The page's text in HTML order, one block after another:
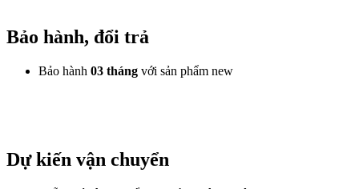
Bảo hành, đổi trả
Bảo hành 03 tháng với sản phẩm new
Dự kiến vận chuyển